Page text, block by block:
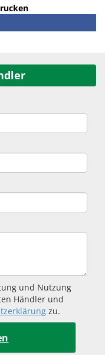
und Nutzung
Händler und
zu.